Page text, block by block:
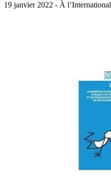
19 janvier 2022 - À l’International